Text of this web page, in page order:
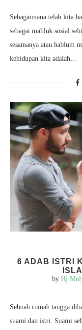
Sebagaimana telah kita
sebagai mahluk sosial
sesamanya atau hablum
kehidupan kita adalah…
6 ADAB ISTRI
by Hj
Sebuah rumah tangga
suami dan istri. Suami